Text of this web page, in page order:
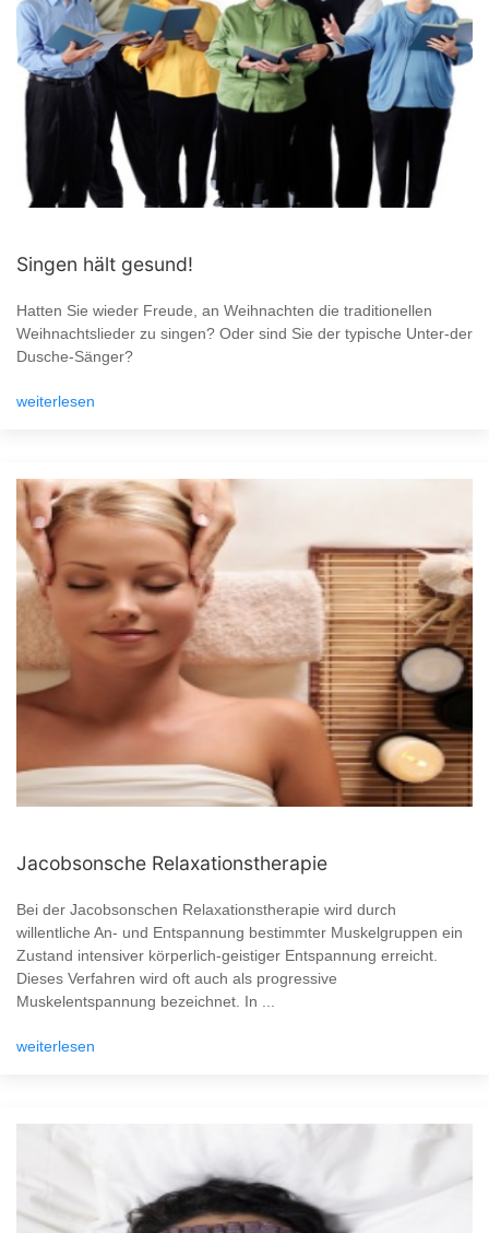
Singen hält gesund!
Hatten Sie wieder Freude, an Weihnachten die traditionellen
Weihnachtslieder zu singen? Oder sind Sie der typische Unter-der
Dusche-Sänger?
weiterlesen
Jacobsonsche Relaxationstherapie
Bei der Jacobsonschen Relaxationstherapie wird durch
willentliche An- und Entspannung bestimmter Muskelgruppen ein
Zustand intensiver körperlich-geistiger Entspannung erreicht.
Dieses Verfahren wird oft auch als progressive
Muskelentspannung bezeichnet. In ...
weiterlesen